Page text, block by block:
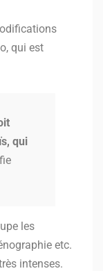
qui est
qui
les
etc.
intenses.